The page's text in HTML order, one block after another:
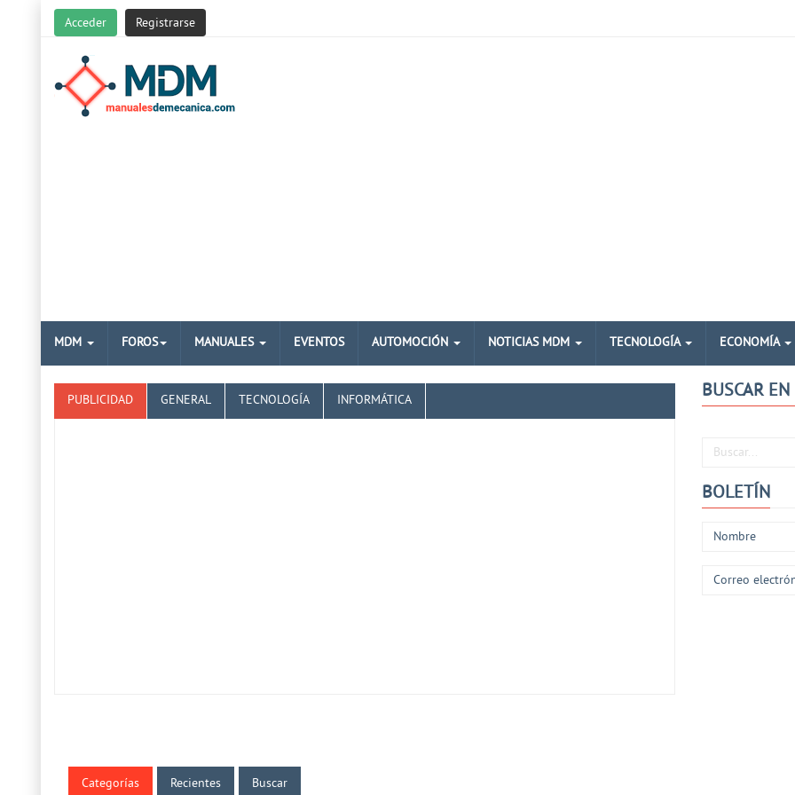
Acceder Registrarse
MDM FOROS MANUALES EVENTOS AUTOMOCIÓN NOTICIAS MDM TECNOLOGÍA ECONOMÍA
PUBLICIDAD GENERAL TECNOLOGÍA INFORMÁTICA BUSCAR
Buscar...
BOLETÍN
Categorías Recientes Buscar